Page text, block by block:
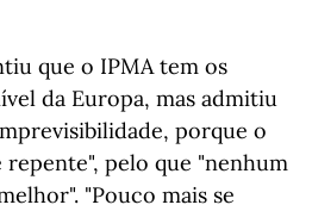
que o IPMA tem os
da Europa, mas admitiu
porque o
pelo que "nenhum
"Pouco mais se